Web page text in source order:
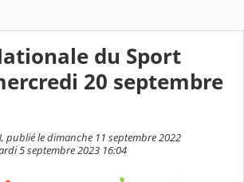
du Sport
20 septembre
publié le dimanche 11 septembre 2022
5 septembre 2023 16:04